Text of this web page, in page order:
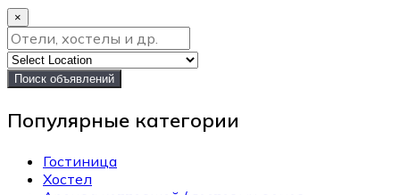
×
Поиск объявлений
Популярные категории
Гостиница
Хостел